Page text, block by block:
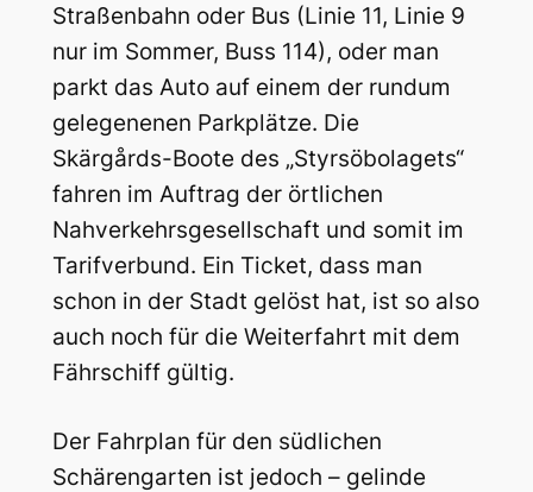
Straßenbahn oder Bus (Linie 11, Linie 9
nur im Sommer, Buss 114), oder man
parkt das Auto auf einem der rundum
gelegenenen Parkplätze. Die
Skärgårds-Boote des „Styrsöbolagets“
fahren im Auftrag der örtlichen
Nahverkehrsgesellschaft und somit im
Tarifverbund. Ein Ticket, dass man
schon in der Stadt gelöst hat, ist so also
auch noch für die Weiterfahrt mit dem
Fährschiff gültig.
Der Fahrplan für den südlichen
Schärengarten ist jedoch – gelinde